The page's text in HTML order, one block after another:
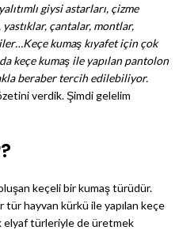
giysi astarları, çizme
yastıklar, çantalar, montlar,
kumaş kıyafet için çok
keçe kumaş ile yapılan pantolon
beraber tercih edilebiliyor.
verdik. Şimdi gelelim
keçeli bir kumaş türüdür.
hayvan kürkü ile yapılan keçe
elyaf türleriyle de üretmek